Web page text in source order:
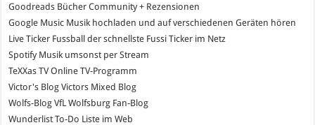
Goodreads Bücher Community + Rezensionen
Google Music Musik hochladen und auf verschiedenen Geräten hören
Live Ticker Fussball der schnellste Fussi Ticker im Netz
SpotifyMusik umsonst per Stream
TeXXas TVOnline TV-Programm
Victor's Blog Victors Mixed Blog
Wolfs-Blog VfL Wolfsburg Fan-Blog
Wunderlist To-Do Liste im Web